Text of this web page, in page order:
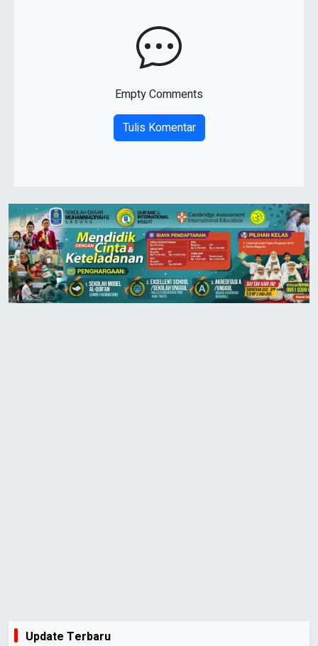
Empty Comments
Tulis Komentar
Update Terbaru